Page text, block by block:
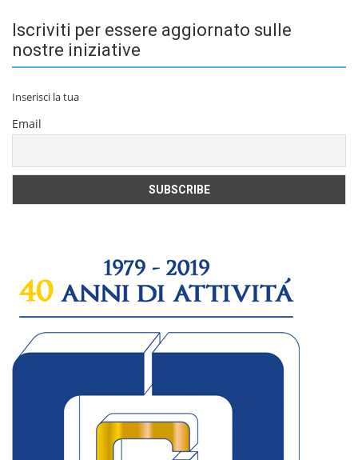
Iscriviti per essere aggiornato sulle
nostre iniziative
Inserisci la tua
Email